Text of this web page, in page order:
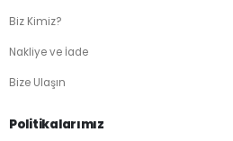
Biz Kimiz?
Nakliye ve İade
Bize Ulaşın
Politikalarımız